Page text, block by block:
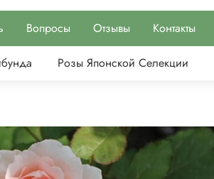
Вопросы Отзывы Контакты
Розы Японской Селекции